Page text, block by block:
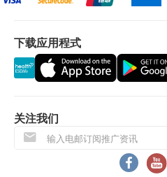
脑部体积+11%*
分重要)
大脑灰质+14%*(灰质由
记忆和情绪等)
英国临床研究由第一孕期至
稳定胎儿, 减低早产率22%
讯号悬挂或黑色暴雨警
所有订单须视乎相关货
认。倘若健康网购
单上的货品，健康网购
客再作安排。
下载应用程式
关注我们